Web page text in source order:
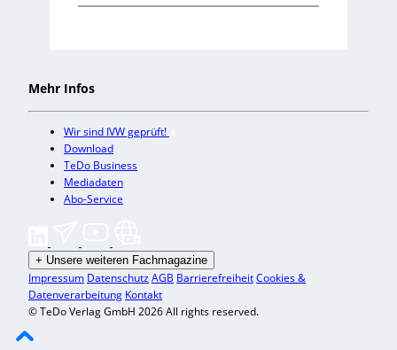
Mehr Infos
Wir sind IVW geprüft!
Download
TeDo Business
Mediadaten
Abo-Service
+ Unsere weiteren Fachmagazine
Impressum DatenschutzAGB BarrierefreiheitCookies &
Datenverarbeitung Kontakt
© TeDo Verlag GmbH 2026 All rights reserved.